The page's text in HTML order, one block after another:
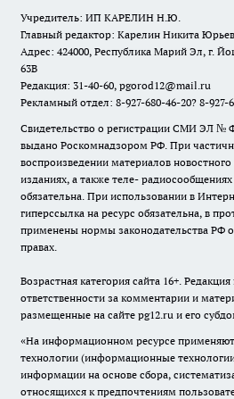
Учредитель: ИП КАРЕЛИН Н.Ю.
Главный редактор: Карелин Никита
Адрес: 424000, Республика Марий Эл, г.
63В
Редакция: 31-40-60, pgorod12@mail.ru
Рекламный отдел: 8-927-680-46-20? 8-927-
Свидетельство о регистрации СМИ ЭЛ №
выдано Роскомнадзором РФ. При
воспроизведении материалов
изданиях, а также теле-
обязательна. При использовании в
гиперссылка на ресурс обязательна, в
применены нормы законодательства РФ
правах.
Возрастная категория сайта 16+.
ответственности за комментарии и
размещенные на сайте pg12.ru и его
«На информационном ресурсе
технологии (информационные
информации на основе сбора,
относящихся к предпочтениям